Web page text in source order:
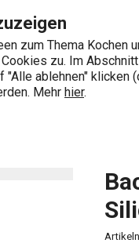
zum Thema Kochen
zu. Im Abschnitt
"Alle ablehnen" klicken
Mehr hier.
springen
springen
springen